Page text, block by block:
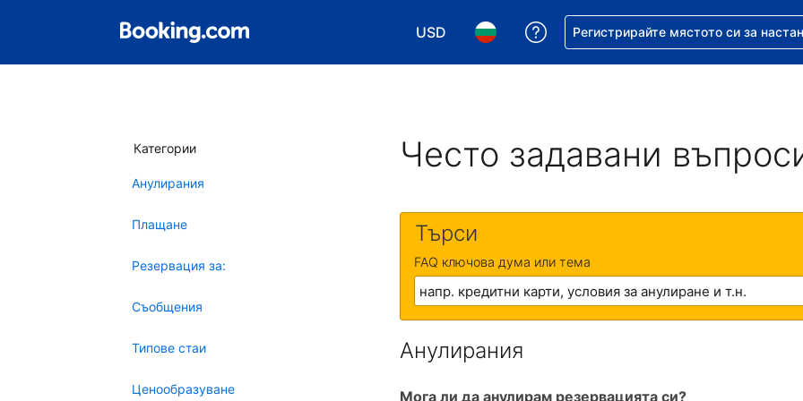
USD
Избор на валута. Избрана валута - Американски
Избор на език. Избран език - Български
Помощ с резервацията ви
Регистрирайте мястото си за
Категории
Анулирания
Плащане
Резервация за:
Съобщения
Типове стаи
Ценообразуване
Често задавани
Търси
FAQ ключова дума или тема
Анулирания
Мога ли да анулирам резервацията си?